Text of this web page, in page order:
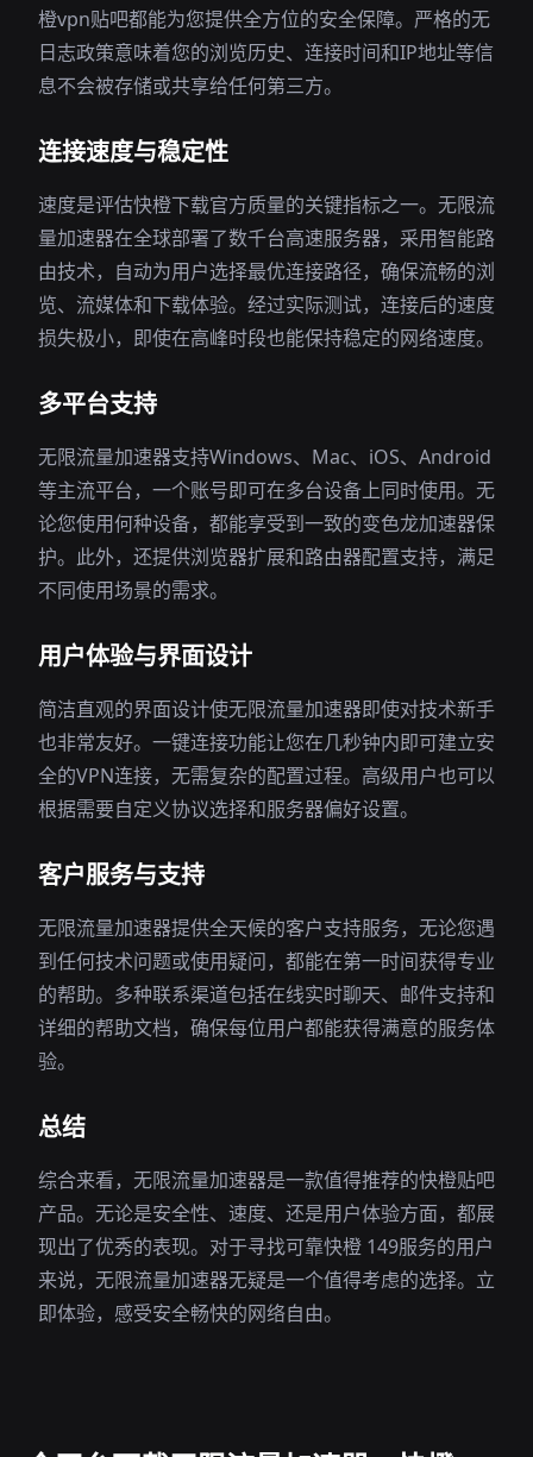
橙vpn贴吧都能为您提供全方位的安全保障。严格的无
日志政策意味着您的浏览历史、连接时间和IP地址等信
息不会被存储或共享给任何第三方。
连接速度与稳定性
速度是评估快橙下载官方质量的关键指标之一。无限流
量加速器在全球部署了数千台高速服务器，采用智能路
由技术，自动为用户选择最优连接路径，确保流畅的浏
览、流媒体和下载体验。经过实际测试，连接后的速度
损失极小，即使在高峰时段也能保持稳定的网络速度。
多平台支持
无限流量加速器支持Windows、Mac、iOS、Android
等主流平台，一个账号即可在多台设备上同时使用。无
论您使用何种设备，都能享受到一致的变色龙加速器保
护。此外，还提供浏览器扩展和路由器配置支持，满足
不同使用场景的需求。
用户体验与界面设计
简洁直观的界面设计使无限流量加速器即使对技术新手
也非常友好。一键连接功能让您在几秒钟内即可建立安
全的VPN连接，无需复杂的配置过程。高级用户也可以
根据需要自定义协议选择和服务器偏好设置。
客户服务与支持
无限流量加速器提供全天候的客户支持服务，无论您遇
到任何技术问题或使用疑问，都能在第一时间获得专业
的帮助。多种联系渠道包括在线实时聊天、邮件支持和
详细的帮助文档，确保每位用户都能获得满意的服务体
验。
总结
综合来看，无限流量加速器是一款值得推荐的快橙贴吧
产品。无论是安全性、速度、还是用户体验方面，都展
现出了优秀的表现。对于寻找可靠快橙 149服务的用户
来说，无限流量加速器无疑是一个值得考虑的选择。立
即体验，感受安全畅快的网络自由。